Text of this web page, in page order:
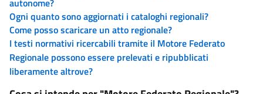
autonome?
Ogni quanto sono aggiornati i cataloghi regionali?
Come posso scaricare un atto regionale?
I testi normativi ricercabili tramite il Motore Federato
Regionale possono essere prelevati e ripubblicati
liberamente altrove?